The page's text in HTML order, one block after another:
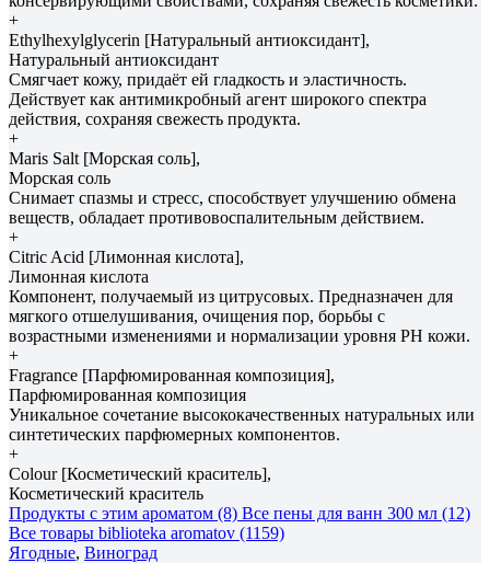
+
Ethylhexylglycerin [Натуральный антиоксидант],
Натуральный антиоксидант
Смягчает кожу, придаёт ей гладкость и эластичность.
Действует как антимикробный агент широкого спектра
действия, сохраняя свежесть продукта.
+
Maris Salt [Морская соль],
Морская соль
Снимает спазмы и стресс, способствует улучшению обмена
веществ, обладает противовоспалительным действием.
+
Citric Acid [Лимонная кислота],
Лимонная кислота
Компонент, получаемый из цитрусовых. Предназначен для
мягкого отшелушивания, очищения пор, борьбы с
возрастными изменениями и нормализации уровня РH кожи.
+
Fragrance [Парфюмированная композиция],
Парфюмированная композиция
Уникальное сочетание высококачественных натуральных или
синтетических парфюмерных компонентов.
+
Colour [Косметический краситель],
Косметический краситель
Продукты с этим ароматом (8) Все пены для ванн 300 мл (12)
Все товары biblioteka aromatov (1159)
Ягодные, Виноград